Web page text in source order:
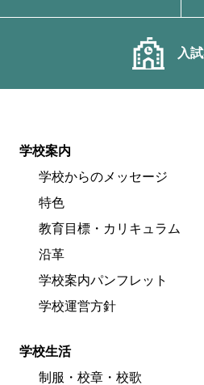
入
学校案内
学校からのメッセージ
特色
教育目標・カリキュラム
沿革
学校案内パンフレット
学校運営方針
学校生活
制服・校章・校歌